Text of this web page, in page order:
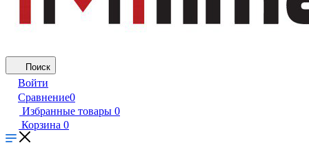
Поиск
Войти
Сравнение0
Избранные товары 0
Корзина 0